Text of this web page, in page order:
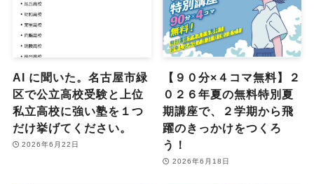
AI に聞いた。名古屋市緑
区で公立高校受験と上位
私立高校に強い塾を１つ
だけ挙げてください。
2026年6月22日
【９０分×４コマ無料】２
０２６年夏の無料特別夏
期講座で、２学期から飛
躍のきっかけをつくろ
う！
2026年6月18日